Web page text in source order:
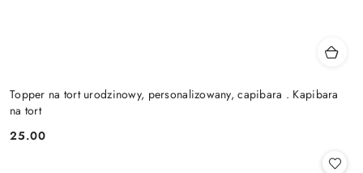
Topper na tort urodzinowy, personalizowany, capibara . Kapibara
na tort
Cena:
25.00